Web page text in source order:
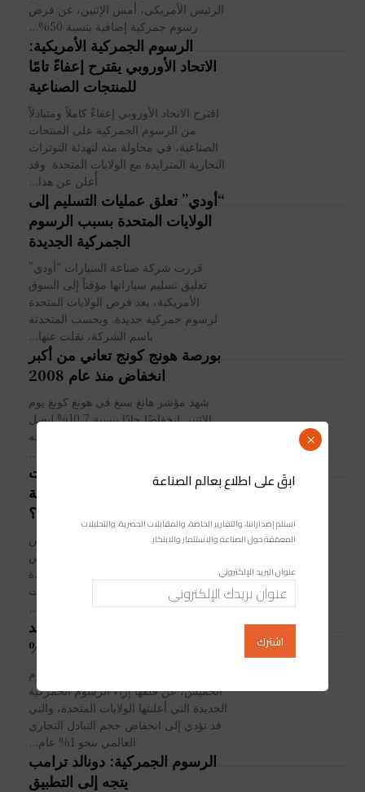
الرئيس الأمريكي، أمس الإثنين، عن فرض
رسوم جمركية إضافية بنسبة 50%...
الرسوم الجمركية الأمريكية:
الاتحاد الأوروبي يقترح إعفاءً تامًا
للمنتجات الصناعية
اقترح الاتحاد الأوروبي إعفاءً كاملاً ومتبادلاً
من الرسوم الجمركية على المنتجات
الصناعية، في محاولة منه لتهدئة التوترات
التجارية المتزايدة مع الولايات المتحدة. وقد
أُعلن عن هذا...
“أودي” تعلق عمليات التسليم إلى
الولايات المتحدة بسبب الرسوم
الجمركية الجديدة
قررت شركة صناعة السيارات “أودي”
تعليق تسليم سياراتها مؤقتاً إلى السوق
الأمريكية، بعد فرض الولايات المتحدة
لرسوم جمركية جديدة. وبحسب المتحدثة
باسم الشركة، نقلت عنها...
بورصة هونج كونج تعاني من أكبر
انخفاض منذ عام 2008
شهد مؤشر هانغ سنغ في هونغ كونغ يوم
الإثنين انخفاضًا حادًا بنسبة 10.7% ليصل
إلى 20,404.62 نقطة، وهو أدنى مستوى له
في يوم واحد...
أسواق العالم تهتز بعد قرارات
ترامب الجمركية: هل هي بداية
لحرب تجارية شاملة؟
شهدت الأسواق المالية العالمية حالة من
الذعر اليوم الإثنين، إثر إعلان الرئيس
الأمريكي دونالد ترامب عن زيادات جديدة
في الضرائب الجمركية على الواردات
نحو...
الرسوم الجمركية الأمريكية قد
أعربت منظمة التجارة العالمية اليوم
الخميس، عن قلقها إزاء الرسوم الجمركية
الجديدة التي أعلنتها الولايات المتحدة، والتي
قد تؤدي إلى انخفاض حجم التبادل التجاري
العالمي بنحو 1% عام...
الرسوم الجمركية: دونالد ترامب
يتجه إلى التطبيق
ابقَ على اطلاع بعالم الصناعة
استلم إصداراتنا، والتقارير الخاصة، والمقابلات الحصرية، والتحليلات
المعمّقة حول الصناعة والاستثمار والابتكار.
عنوان البريد الإلكتروني:
×